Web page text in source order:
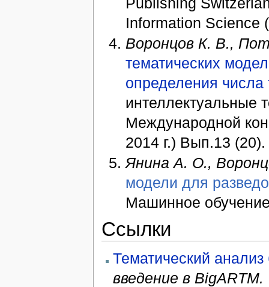
Information Science
Воронцов К. В.,
тематических
определения числа
интеллектуальные
Международной
2014 г.) Вып.13
Янина А. О.,
модели для
Машинное
Ссылки
Тематический
введение в BigARTM.